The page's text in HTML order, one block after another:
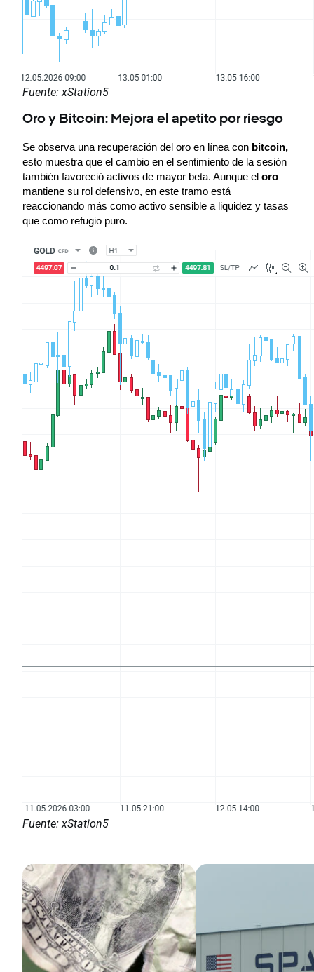
Fuente: xStation5
Oro y Bitcoin: Mejora el apetito por riesgo
Se observa una recuperación del oro en línea con bitcoin,
esto muestra que el cambio en el sentimiento de la sesión
también favoreció activos de mayor beta. Aunque el oro
mantiene su rol defensivo, en este tramo está
reaccionando más como activo sensible a liquidez y tasas
que como refugio puro.
Fuente: xStation5